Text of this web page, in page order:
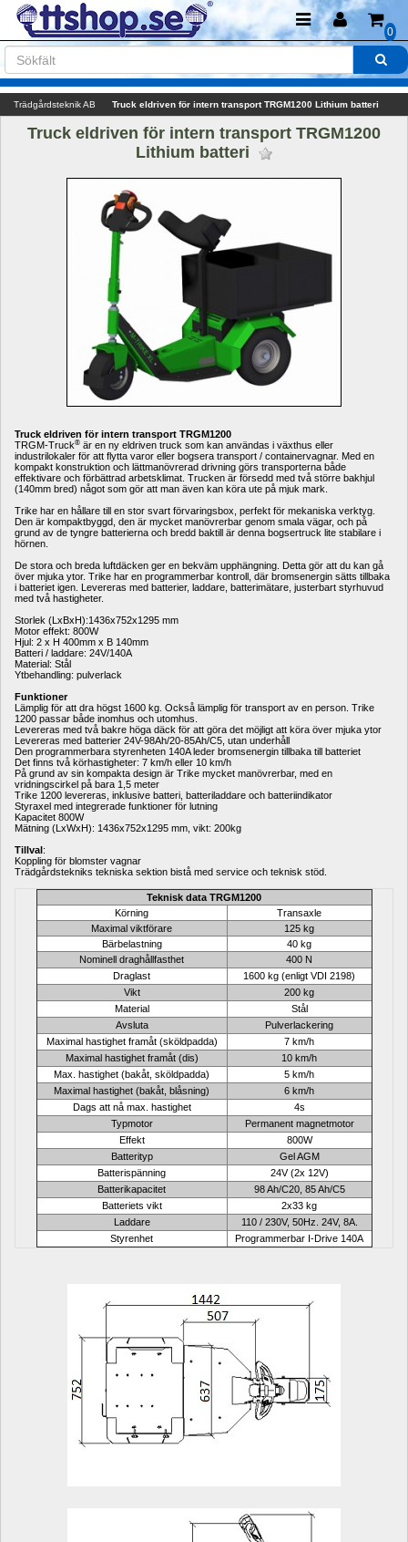
0
Trädgårdsteknik AB Truck eldriven för intern transport TRGM1200 Lithium batteri
Truck eldriven för intern transport TRGM1200
Lithium batteri
Truck eldriven för intern transport TRGM1200
TRGM-Truck® är en ny eldriven truck som kan användas i växthus eller
industrilokaler för att flytta varor eller bogsera transport / containervagnar. Med en
kompakt konstruktion och lättmanövrerad drivning görs transporterna både
effektivare och förbättrad arbetsklimat. Trucken är försedd med två större bakhjul
(140mm bred) något som gör att man även kan köra ute på mjuk mark.
Trike har en hållare till en stor svart förvaringsbox, perfekt för mekaniska verktyg.
Den är kompaktbyggd, den är mycket manövrerbar genom smala vägar, och på
grund av de tyngre batterierna och bredd baktill är denna bogsertruck lite stabilare i
hörnen.
De stora och breda luftdäcken ger en bekväm upphängning. Detta gör att du kan gå
över mjuka ytor. Trike har en programmerbar kontroll, där bromsenergin sätts tillbaka
i batteriet igen. Levereras med batterier, laddare, batterimätare, justerbart styrhuvud
med två hastigheter.
Storlek (LxBxH):1436x752x1295 mm
Motor effekt: 800W
Hjul: 2 x H 400mm x B 140mm
Batteri / laddare: 24V/140A
Material: Stål
Ytbehandling: pulverlack
Funktioner
Lämplig för att dra högst 1600 kg. Också lämplig för transport av en person. Trike
1200 passar både inomhus och utomhus.
Levereras med två bakre höga däck för att göra det möjligt att köra över mjuka ytor
Levereras med batterier 24V-98Ah/20-85Ah/C5, utan underhåll
Den programmerbara styrenheten 140A leder bromsenergin tillbaka till batteriet
Det finns två körhastigheter: 7 km/h eller 10 km/h
På grund av sin kompakta design är Trike mycket manövrerbar, med en
vridningscirkel på bara 1,5 meter
Trike 1200 levereras, inklusive batteri, batteriladdare och batteriindikator
Styraxel med integrerade funktioner för lutning
Kapacitet 800W
Mätning (LxWxH): 1436x752x1295 mm, vikt: 200kg
Tillval:
Koppling för blomster vagnar
Trädgårdstekniks tekniska sektion bistå med service och teknisk stöd
Teknisk data TRGM1200
Körning
Transaxle
Maximal viktförare
125 kg
Bärbelastning
40 kg
Nominell draghållfasthet
400 N
Draglast
1600 kg (enligt VDI 2198)
Vikt
200 kg
Material
Stål
Avsluta
Pulverlackering
Maximal hastighet framåt (sköldpadda)
7 km/h
Maximal hastighet framåt (dis)
10 km/h
Max hastighet (bakåt, sköldpadda)
5 km/h
Maximal hastighet (bakåt, blåsning)
6 km/h
Dags att nå max. hastighet
4s
Typmotor
Permanent magnetmotor
Effekt
800W
Batterityp
Gel AGM
Batterispänning
24V (2x 12V)
Batterikapacitet
98 Ah/C20, 85 Ah/C5
Batteriets vikt
2x33 kg
Laddare
110 / 230V, 50Hz. 24V, 8A.
Styrenhet
Programmerbar I-Drive 140A